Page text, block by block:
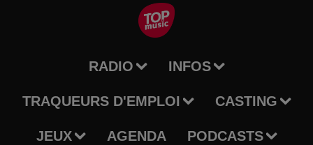
RADIO INFOS
TRAQUEURS D'EMPLOI CASTING
JEUX AGENDA PODCASTS